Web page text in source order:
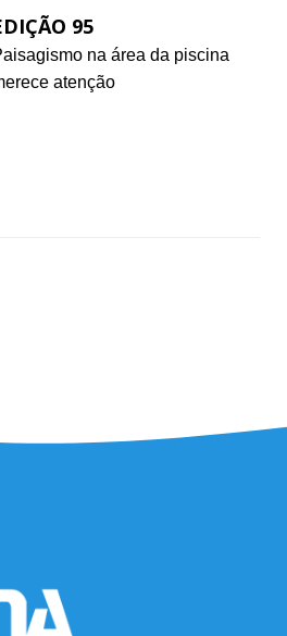
95
na área da piscina
atenção